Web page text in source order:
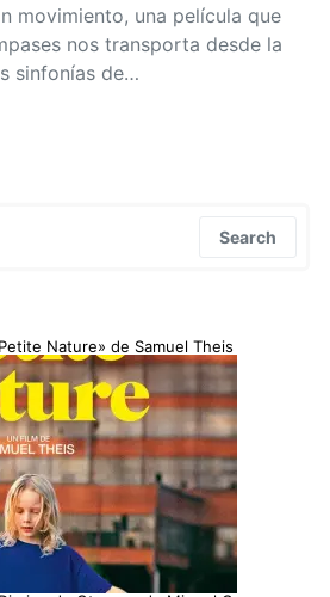
movimiento, una película que
nos transporta desde la
sinfonías de…
Search
Nature» de Samuel Theis